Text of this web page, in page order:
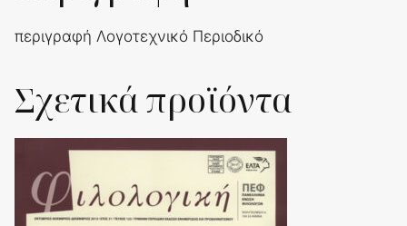
περιγραφή Λογοτεχνικό Περιοδικό
Σχετικά προϊόντα